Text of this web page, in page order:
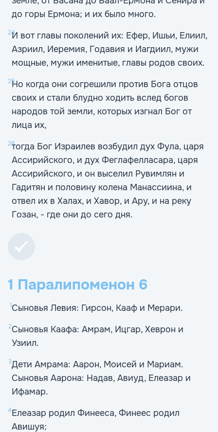
до горы Ермона; и их было много.
24И вот главы поколений их: Ефер, Ишьи, Елиил,
Азриил, Иеремия, Годавия и Иагдиил, мужи
мощные, мужи именитые, главы родов своих.
25Но когда они согрешили против Бога отцов
своих и стали блудно ходить вслед богов
народов той земли, которых изгнал Бог от
лица их,
26тогда Бог Израилев возбудил дух Фула, царя
Ассирийского, и дух Феглафелласара, царя
Ассирийского, и он выселил Рувимлян и
Гадитян и половину колена Манассиина, и
отвел их в Халах, и Хавор, и Ару, и на реку
Гозан, - где они до сего дня.
1 Паралипоменон 6
1Сыновья Левия: Гирсон, Кааф и Мерари.
2Сыновья Каафа: Амрам, Ицгар, Хеврон и
Узиил.
3Дети Амрама: Аарон, Моисей и Мариам.
Сыновья Аарона: Надав, Авиуд, Елеазар и
Ифамар.
4Елеазар родил Финееса, Финеес родил
Авишуя;